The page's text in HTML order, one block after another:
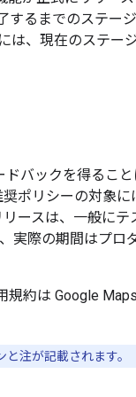
するまでのステー
は、現在のステー
バックを得るこ
ポリシーの対象
ースは、一般に
実際の期間はプロ
約は Google
注が記載されます。